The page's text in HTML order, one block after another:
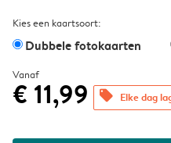
Kies een kaartsoort:
Dubbele fotokaarten
Vanaf
€ 11,99 offers Elke dag